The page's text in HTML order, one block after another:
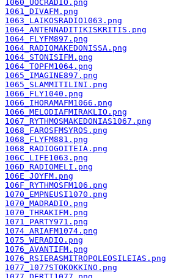
1060_UOCRADIO.png
1061_DIVAFM.png
1063_LAIKOSRADIO1063.png
1064_ANTENNADITIKISKRITIS.png
1064_FLYFM897.png
1064_RADIOMAKEDONISSA.png
1064_STONISIFM.png
1064_TOPFM1064.png
1065_IMAGINE897.png
1065_SLAMMITILINI.png
1066_FLY1040.png
1066_IHORAMAFM1066.png
1066_MELODIAFMIRAKLIO.png
1067_RYTHMOSMAKEDONIAS1067.png
1068_FAROSFMSYROS.png
1068_FLYFM881.png
1068_RADIOGOITEIA.png
106C_LIFE1063.png
106D_RADIOMELI.png
106E_JOYFM.png
106F_RYTHMOSFM106.png
1070_EMPNEUSI1070.png
1070_MADRADIO.png
1070_THRAKIFM.png
1071_PARTY971.png
1074_ARIAFM1074.png
1075_WERADIO.png
1076_AVANTIFM.png
1076_RSIERASMITROPOLEOSILEIAS.png
1077_1077STOKOKKINO.png